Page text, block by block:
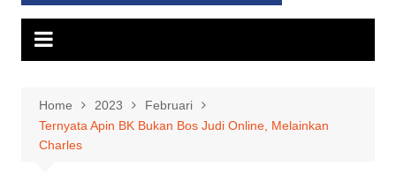
Home 2023
Februari
Ternyata Apin BK Bukan Bos Judi Online, Melainkan
Charles